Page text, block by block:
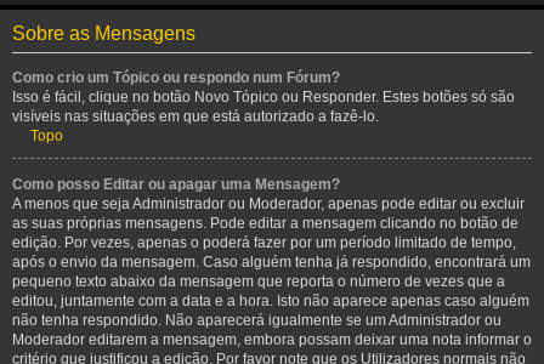
Sobre as Mensagens
Como crio um Tópico ou respondo num Fórum?
Isso é fácil, clique no botão Novo Tópico ou Responder. Estes botões só são
visíveis nas situações em que está autorizado a fazê-lo.
Topo
Como posso Editar ou apagar uma Mensagem?
A menos que seja Administrador ou Moderador, apenas pode editar ou excluir
as suas próprias mensagens. Pode editar a mensagem clicando no botão de
edição. Por vezes, apenas o poderá fazer por um período limitado de tempo,
após o envio da mensagem. Caso alguém tenha já respondido, encontrará um
pequeno texto abaixo da mensagem que reporta o número de vezes que a
editou, juntamente com a data e a hora. Isto não aparece apenas caso alguém
não tenha respondido. Não aparecerá igualmente se um Administrador ou
Moderador editarem a mensagem, embora possam deixar uma nota informar o
critério que justificou a edição. Por favor note que os Utilizadores normais não